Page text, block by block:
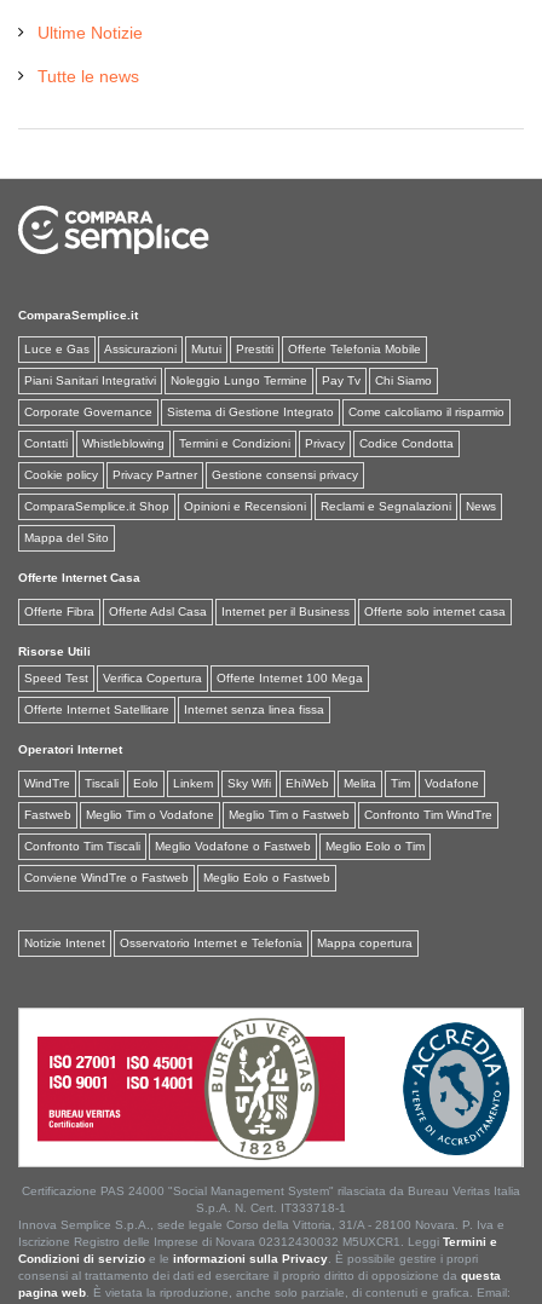
Ultime Notizie
Tutte le news
ComparaSemplice.it
Luce e Gas Assicurazioni Mutui Prestiti Offerte Telefonia Mobile
Piani Sanitari Integrativi Noleggio Lungo Termine Pay Tv Chi Siamo
Corporate Governance Sistema di Gestione Integrato Come calcoliamo il risparmio
Contatti Whistleblowing Termini e Condizioni Privacy Codice Condotta
Cookie policy Privacy Partner Gestione consensi privacy
ComparaSemplice.it Shop Opinioni e Recensioni Reclami e Segnalazioni News
Mappa del Sito
Offerte Internet Casa
Offerte Fibra Offerte Adsl Casa Internet per il Business Offerte solo internet casa
Risorse Utili
Speed Test
Verifica Copertura Offerte Internet 100 Mega
Offerte Internet Satellitare Internet senza linea fissa
Operatori Internet
WindTre Tiscali Eolo Linkem Sky Wifi EhiWeb Melita Tim Vodafone
Fastweb Meglio Tim o Vodafone Meglio Tim o Fastweb Confronto Tim WindTre
Confronto Tim Tiscali Meglio Vodafone o Fastweb Meglio Eolo o Tim
Conviene WindTre o Fastweb Meglio Eolo o Fastweb
Notizie Intenet Osservatorio Internet e Telefonia Mappa copertura
Certificazione PAS 24000 "Social Management System" rilasciata da Bureau Veritas Italia
S.p.A. N. Cert. IT333718-1
Innova Semplice S.p.A., sede legale Corso della Vittoria, 31/A - 28100 Novara. P. Iva e
Iscrizione Registro delle Imprese di Novara 02312430032 M5UXCR1. Leggi Termini e
Condizioni di servizio e le informazioni sulla Privacy. È possibile gestire i propri
consensi al trattamento dei dati ed esercitare il proprio diritto di opposizione da questa
pagina web. È vietata la riproduzione, anche solo parziale, di contenuti e grafica. Email: